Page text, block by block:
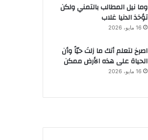
وما نيل المطالب بالتمني ولكن
تؤخذ الدنيا غلاب
16 مايو، 2026
‫اصرخ لتعلم أنك ما زلتَ حيّاً وأن
الحياة على هذه الأرض ممكن
16 مايو، 2026